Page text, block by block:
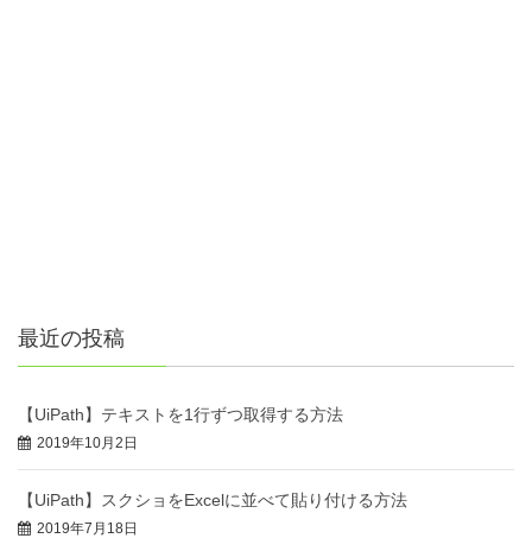
最近の投稿
【UiPath】テキストを1行ずつ取得する方法
2019年10月2日
【UiPath】スクショをExcelに並べて貼り付ける方法
2019年7月18日